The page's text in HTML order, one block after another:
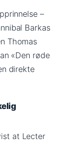
–
Barkas
Thomas
«Den røde
direkte
at Lecter